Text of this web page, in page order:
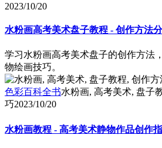
2023/10/20
水粉画高考美术盘子教程 - 创作方法
学习水粉画高考美术盘子的创作方法
物绘画技巧。
色彩百科全书水粉画, 高考美术, 盘子
巧2023/10/20
水粉画教程 - 高考美术静物作品创作